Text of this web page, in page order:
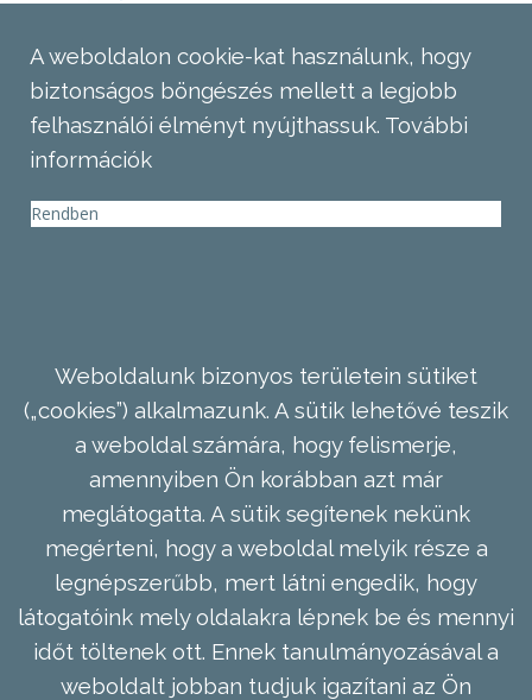
A weboldalon cookie-kat használunk, hogy
biztonságos böngészés mellett a legjobb
felhasználói élményt nyújthassuk. További
információk
Rendben
Weboldalunk bizonyos területein sütiket
(„cookies”) alkalmazunk. A sütik lehetővé teszik
a weboldal számára, hogy felismerje,
amennyiben Ön korábban azt már
meglátogatta. A sütik segítenek nekünk
megérteni, hogy a weboldal melyik része a
legnépszerűbb, mert látni engedik, hogy
látogatóink mely oldalakra lépnek be és mennyi
időt töltenek ott. Ennek tanulmányozásával a
weboldalt jobban tudjuk igazítani az Ön